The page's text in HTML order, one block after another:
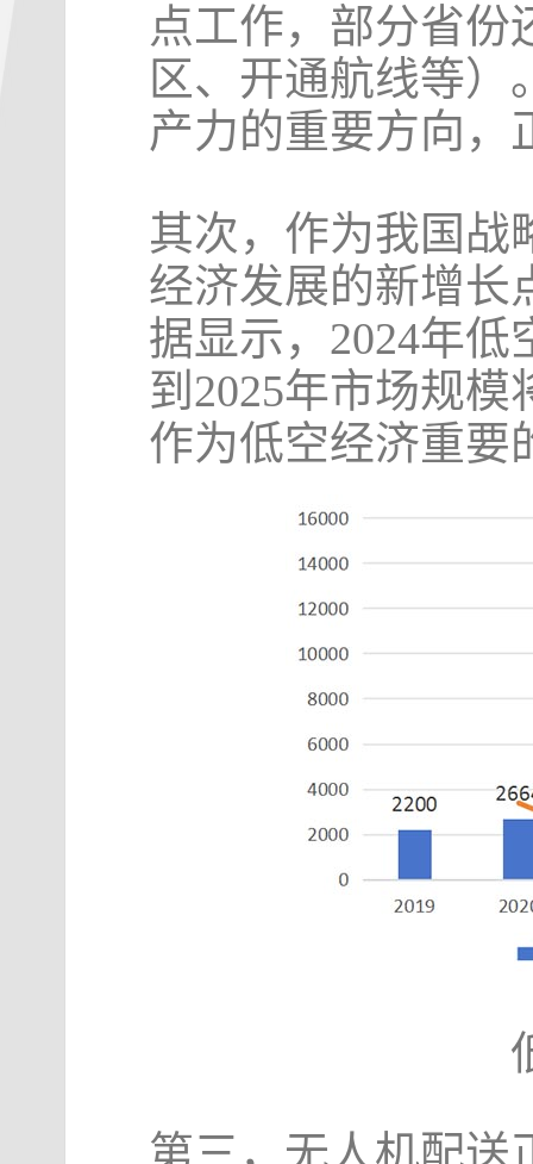
点工作，部分省份
区、开通航线等）
产力的重要方向，
其次，作为我国战
经济发展的新增长
据显示，2024年低
到2025年市场规模
作为低空经济重要
第三，无人机配送